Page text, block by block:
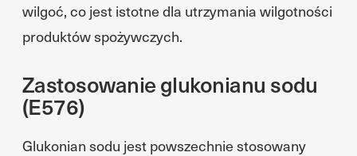
wilgoć, co jest istotne dla utrzymania wilgotności
produktów spożywczych.
Zastosowanie glukonianu sodu
(E576)
Glukonian sodu jest powszechnie stosowany